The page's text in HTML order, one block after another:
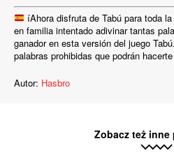
íAhora disfruta de Tabú para toda
en familia intentado adivinar tantas
ganador en esta versión del juego
palabras prohibidas que podrán
Autor: Hasbro
Zobacz też